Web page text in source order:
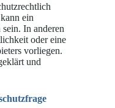
ein
In anderen
oder eine
vorliegen.
und